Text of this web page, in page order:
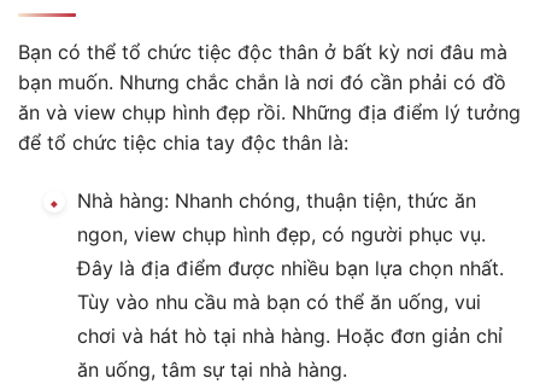
Bạn có thể tổ chức tiệc độc thân ở bất kỳ nơi đâu mà
bạn muốn. Nhưng chắc chắn là nơi đó cần phải có đồ
ăn và view chụp hình đẹp rồi. Những địa điểm lý tưởng
để tổ chức tiệc chia tay độc thân là:
Nhà hàng: Nhanh chóng, thuận tiện, thức ăn
ngon, view chụp hình đẹp, có người phục vụ.
Đây là địa điểm được nhiều bạn lựa chọn nhất.
Tùy vào nhu cầu mà bạn có thể ăn uống, vui
chơi và hát hò tại nhà hàng. Hoặc đơn giản chỉ
ăn uống, tâm sự tại nhà hàng.